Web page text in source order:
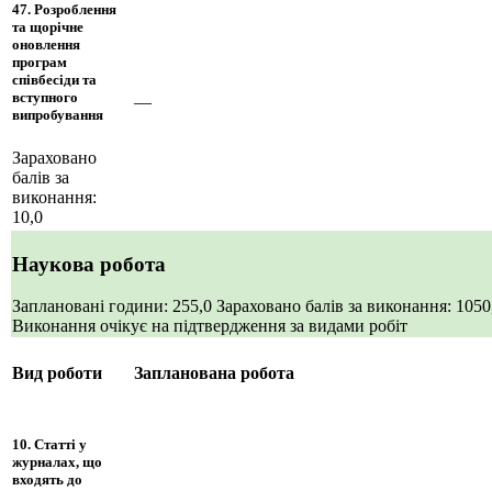
47. Розроблення
та щорічне
оновлення
програм
співбесіди та
вступного
випробування
Зараховано
балів за
виконання:
10,0
—
Наукова робота
Заплановані години: 255,0 Зараховано балів за виконання:
Виконання очікує на підтвердження за видами робіт
Вид роботи Запланована робота
10. Статті у
журналах, що
входять до